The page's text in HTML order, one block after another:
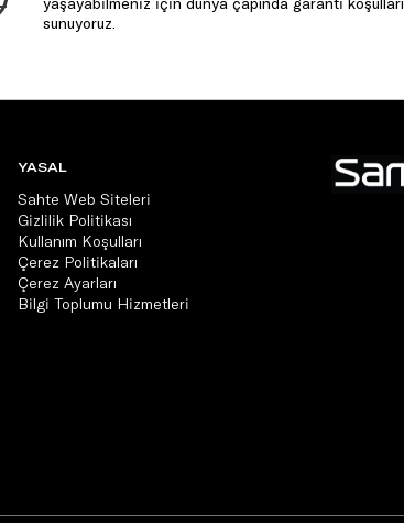
sunuyoruz.
YASAL
Sahte Web Siteleri
Gizlilik Politikası
Kullanım Koşulları
Çerez Politikaları
Çerez Ayarları
Bilgi Toplumu Hizmetleri